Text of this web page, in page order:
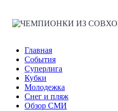
Главная
События
Суперлига
Кубки
Молодежка
Снег и пляж
Обзор СМИ